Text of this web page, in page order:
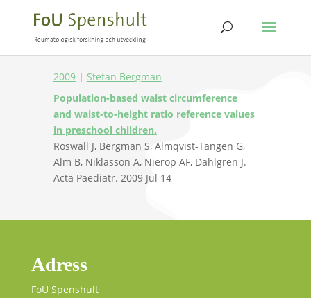
2009| Stefan Bergman
Population-based waist circumference
and waist-to-height ratio reference values
in preschool children.
Roswall J, Bergman S, Almqvist-Tangen G,
Alm B, Niklasson A, Nierop AF, Dahlgren J.
Acta Paediatr. 2009 Jul 14
Adress
FoU Spenshult